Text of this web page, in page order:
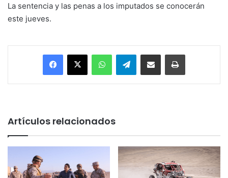
La sentencia y las penas a los imputados se conocerán
este jueves.
Facebook
X WhatsAppTelegramEnviar vía email Imprimir
Artículos relacionados